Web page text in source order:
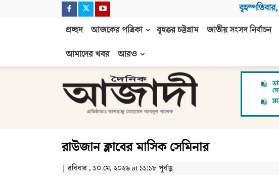
বৃহস্পতিবার,
প্রচ্ছদ আজকের পত্রিকা বৃহত্তর চট্টগ্রাম জাতীয় সংসদ নির্বাচন
আমাদের খবর
আরও
আজাদী
রাউজান ক্লাবের মাসিক সেমিনার
| রবিবার , ১০ মে, ২০২৬ at ১১:১৮ পূর্বাহ্ণ